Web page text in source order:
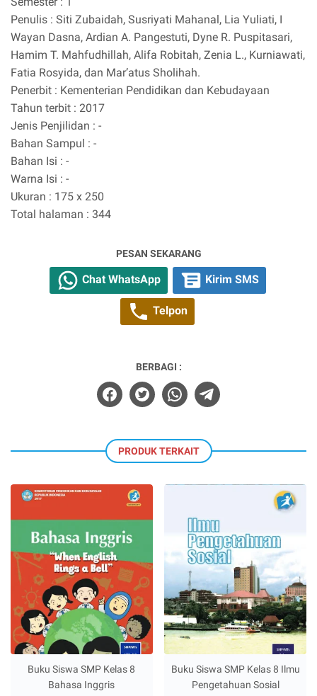
Penulis : Siti Zubaidah, Susriyati Mahanal, Lia Yuliati, I
Wayan Dasna, Ardian A. Pangestuti, Dyne R. Puspitasari,
Hamim T. Mahfudhillah, Alifa Robitah, Zenia L., Kurniawati,
Fatia Rosyida, dan Mar’atus Sholihah.
Penerbit : Kementerian Pendidikan dan Kebudayaan
Tahun terbit : 2017
Jenis Penjilidan : -
Bahan Sampul : -
Bahan Isi : -
Warna Isi : -
Ukuran : 175 x 250
Total halaman : 344
PESAN SEKARANG
Chat WhatsApp Kirim SMS
Telpon
BERBAGI :
PRODUK TERKAIT
Buku Siswa SMP Kelas 8
Bahasa Inggris
Buku Siswa SMP Kelas 8 Ilmu
Pengetahuan Sosial